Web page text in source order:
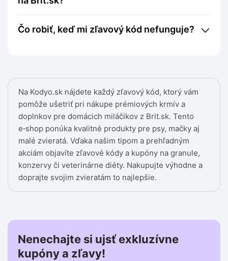
Na Kodyo.sk nájdete každý zľavový kód, ktorý vám
pomôže ušetriť pri nákupe prémiových krmív a
doplnkov pre domácich miláčikov z Brit.sk. Tento
e‑shop ponúka kvalitné produkty pre psy, mačky aj
malé zvieratá. Vďaka našim tipom a prehľadným
akciám objavíte zľavové kódy a kupóny na granule,
konzervy či veterinárne diéty. Nakupujte výhodne a
doprajte svojim zvieratám to najlepšie.
Čo robiť, keď mi zľavový kód nefunguje?
Nenechajte si ujsť exkluzívne
kupóny a zľavy!